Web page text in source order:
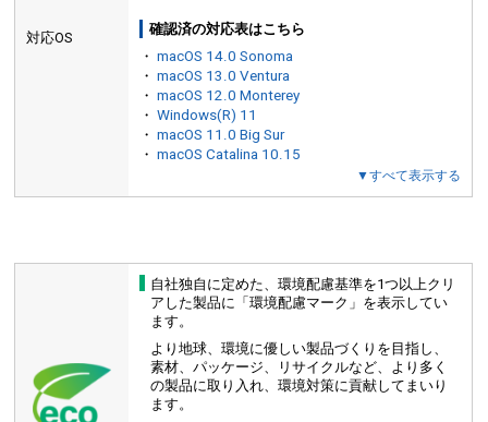
対応OS
確認済の対応表はこちら
・macOS 14.0 Sonoma
・macOS 13.0 Ventura
・macOS 12.0 Monterey
・Windows(R) 11
・macOS 11.0 Big Sur
・macOS Catalina 10.15
▼すべて表示する
自社独自に定めた、環境配慮基準を1つ以上クリ
アした製品に「環境配慮マーク」を表示してい
ます。
より地球、環境に優しい製品づくりを目指し、
素材、パッケージ、リサイクルなど、より多く
の製品に取り入れ、環境対策に貢献してまいり
ます。